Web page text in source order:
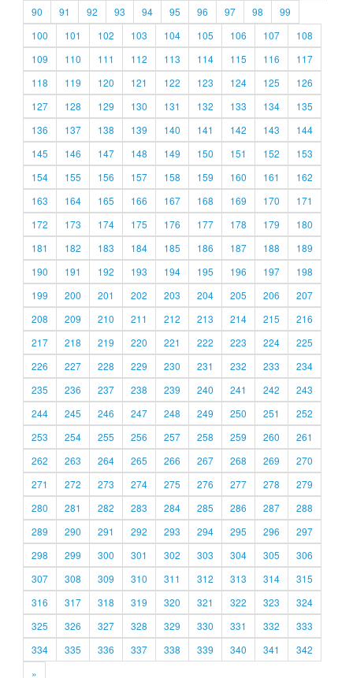
90
91 92 93 94 95 96 97 98
99
100
101 102 103 104 105 106 107
108
109
110 111 112 113 114 115 116
117
118
119 120 121 122 123 124 125
126
127
128 129 130 131 132 133 134
135
136
137 138 139 140 141 142 143
144
145
146 147 148 149 150 151 152
153
154
155 156 157 158 159 160 161
162
163
164 165 166 167 168 169 170
171
172
173 174 175 176 177 178 179
180
181
182 183 184 185 186 187 188
189
190
191 192 193 194 195 196 197
198
199
200 201 202 203 204 205 206
207
208
209 210 211 212 213 214 215
216
217
218 219 220 221 222 223 224
225
226
227 228 229 230 231 232 233
234
235
236 237 238 239 240 241 242
243
244
245 246 247 248 249 250 251
252
253
254 255 256 257 258 259 260
261
262
263 264 265 266 267 268 269
270
271
272 273 274 275 276 277 278
279
280
281 282 283 284 285 286 287
288
289
290 291 292 293 294 295 296
297
298
299 300 301 302 303 304 305
306
307
308 309 310 311 312 313 314
315
316
317 318 319 320 321 322 323
324
325
326 327 328 329 330 331 332
333
334
335 336 337 338 339 340 341
342
»